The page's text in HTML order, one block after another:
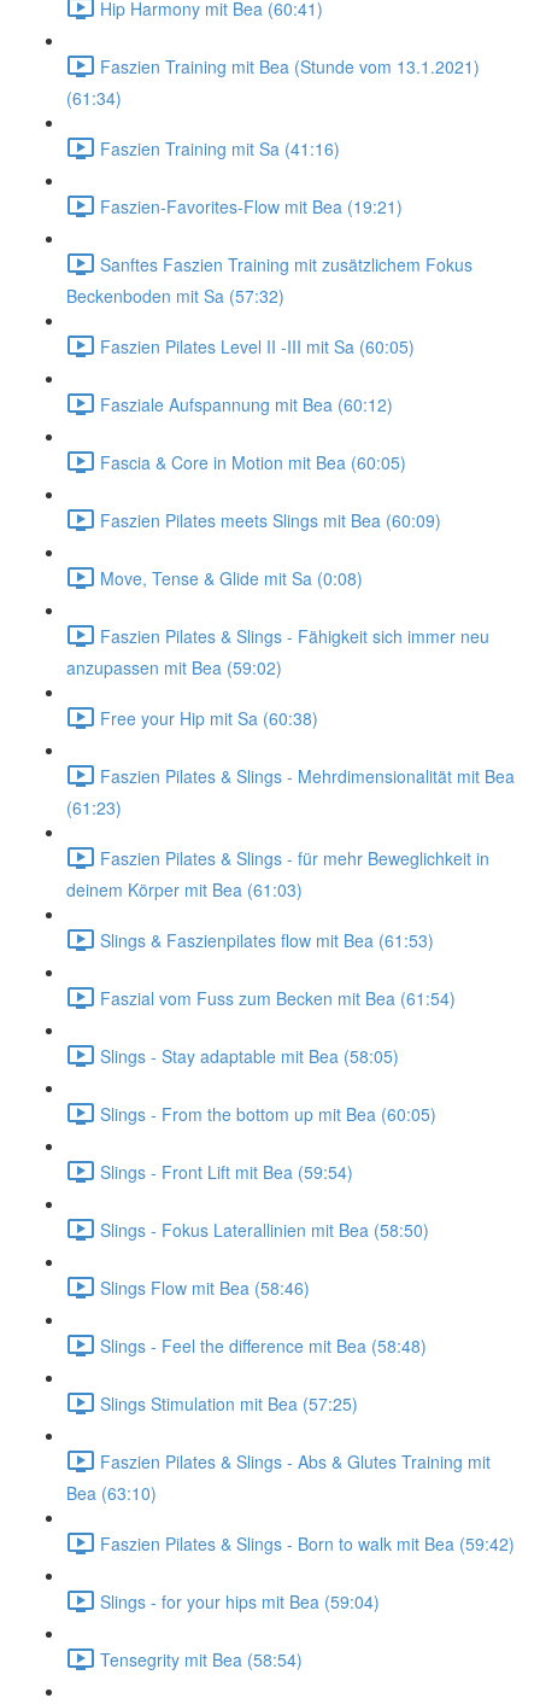
Hip Harmony mit Bea (60:41)
Faszien Training mit Bea (Stunde vom 13.1.2021)
(61:34)
Faszien Training mit Sa (41:16)
Faszien-Favorites-Flow mit Bea (19:21)
Sanftes Faszien Training mit zusätzlichem Fokus
Beckenboden mit Sa (57:32)
Faszien Pilates Level II -III mit Sa (60:05)
Fasziale Aufspannung mit Bea (60:12)
Fascia & Core in Motion mit Bea (60:05)
Faszien Pilates meets Slings mit Bea (60:09)
Move, Tense & Glide mit Sa (0:08)
Faszien Pilates & Slings - Fähigkeit sich immer neu
anzupassen mit Bea (59:02)
Free your Hip mit Sa (60:38)
Faszien Pilates & Slings - Mehrdimensionalität mit Bea
(61:23)
Faszien Pilates & Slings - für mehr Beweglichkeit in
deinem Körper mit Bea (61:03)
Slings & Faszienpilates flow mit Bea (61:53)
Faszial vom Fuss zum Becken mit Bea (61:54)
Slings - Stay adaptable mit Bea (58:05)
Slings - From the bottom up mit Bea (60:05)
Slings - Front Lift mit Bea (59:54)
Slings - Fokus Laterallinien mit Bea (58:50)
Slings Flow mit Bea (58:46)
Slings - Feel the difference mit Bea (58:48)
Slings Stimulation mit Bea (57:25)
Faszien Pilates & Slings - Abs & Glutes Training mit
Bea (63:10)
Faszien Pilates & Slings - Born to walk mit Bea (59:42)
Slings - for your hips mit Bea (59:04)
Tensegrity mit Bea (58:54)